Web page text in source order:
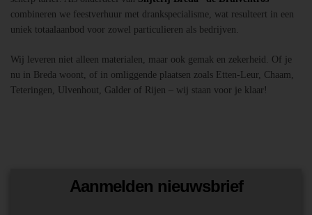
combineren we feestverhuur met drankspecialisme, wat resulteert in een
uniek totaalaanbod voor zowel particulieren als bedrijven.
Wij leveren niet alleen materialen, maar ook gemak en zekerheid. Of je
nu in Breda woont, of in omliggende plaatsen zoals Etten-Leur, Chaam,
Teteringen, Ulvenhout, Galder of Rijen – wij staan voor je klaar!
Aanmelden nieuwsbrief